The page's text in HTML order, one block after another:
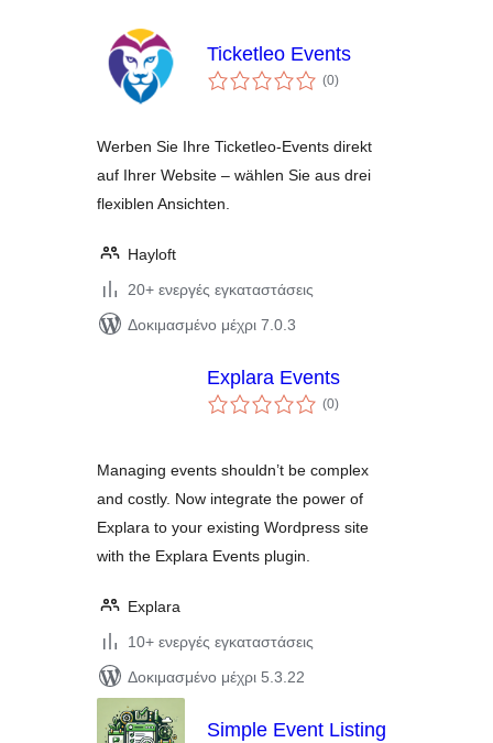
Ticketleo Events
(0αξιολογήσεις
σύνολο
)
Werben Sie Ihre Ticketleo-Events direkt
auf Ihrer Website – wählen Sie aus drei
flexiblen Ansichten.
Hayloft
20+ ενεργές εγκαταστάσεις
Δοκιμασμένο μέχρι 7.0.3
Explara Events
(0αξιολογήσεις
σύνολο
)
Managing events shouldn’t be complex
and costly. Now integrate the power of
Explara to your existing Wordpress site
with the Explara Events plugin.
Explara
10+ ενεργές εγκαταστάσεις
Δοκιμασμένο μέχρι 5.3.22
Simple Event Listing